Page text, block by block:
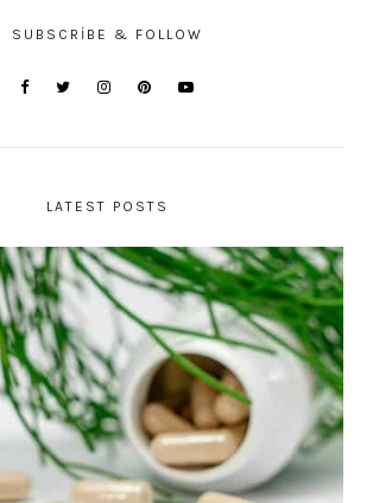
SUBSCRIBE & FOLLOW
LATEST POSTS